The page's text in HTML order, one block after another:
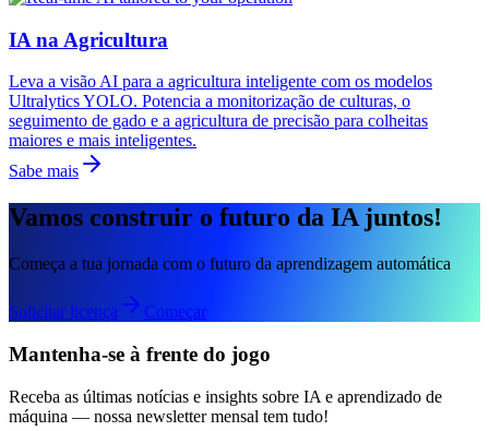
IA na Agricultura
Leva a visão AI para a agricultura inteligente com os modelos
Ultralytics YOLO. Potencia a monitorização de culturas, o
seguimento de gado e a agricultura de precisão para colheitas
maiores e mais inteligentes.
Sabe mais
Vamos construir o futuro da IA juntos!
Começa a tua jornada com o futuro da aprendizagem automática
Solicitar licença Começar
Mantenha-se à frente do jogo
Receba as últimas notícias e insights sobre IA e aprendizado de
máquina — nossa newsletter mensal tem tudo!